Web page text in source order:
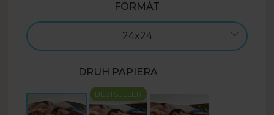
FORMÁT
24x24
DRUH PAPIERA
BESTSELLER